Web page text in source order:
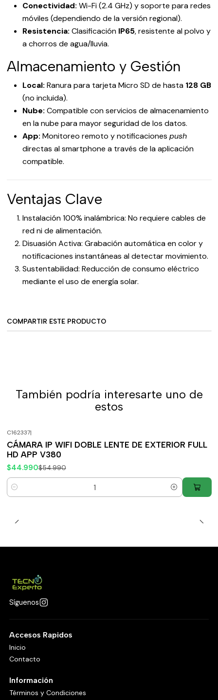
Conectividad: Wi-Fi (2.4 GHz) y soporte para redes
móviles (dependiendo de la versión regional).
Resistencia: Clasificación IP65, resistente al polvo y
a chorros de agua/lluvia.
Almacenamiento y Gestión
Local: Ranura para tarjeta Micro SD de hasta 128 GB
(no incluida).
Nube: Compatible con servicios de almacenamiento
en la nube para mayor seguridad de los datos.
App: Monitoreo remoto y notificaciones push
directas al smartphone a través de la aplicación
compatible.
Ventajas Clave
Instalación 100% inalámbrica: No requiere cables de
red ni de alimentación.
Disuasión Activa: Grabación automática en color y
notificaciones instantáneas al detectar movimiento.
Sustentabilidad: Reducción de consumo eléctrico
mediante el uso de energía solar.
COMPARTIR ESTE PRODUCTO
También podría interesarte uno de
estos
-18%
C162337|
CÁMARA IP WIFI DOBLE LENTE DE EXTERIOR FULL
HD APP V380
$44.990$54.990
Cantidad
Síguenos
Accesos Rapidos
Inicio
Contacto
Información
Términos y Condiciones